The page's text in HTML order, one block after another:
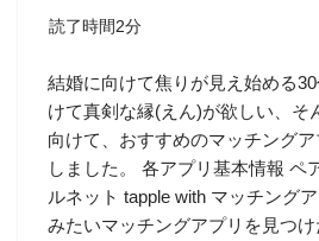
読了時間2分
結婚に向けて焦りが見え始める
けて真剣な縁(えん)が欲しい、そ
向けて、おすすめのマッチング
しました。 各アプリ基本情報 ペ
ルネット tapple with マッチング
みたいマッチングアプリを見つ